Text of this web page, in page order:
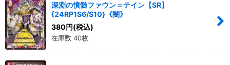
深淵の憤髄ファウン＝テイン【SR】
{24RP1S6/S10}《闇》
380円(税込)
在庫数 40枚